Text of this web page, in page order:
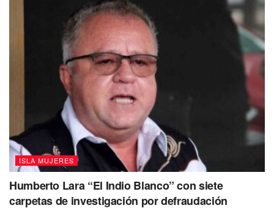
Puedes leer además
ISLA MUJERES
Humberto Lara “El Indio Blanco” con siete
carpetas de investigación por defraudación